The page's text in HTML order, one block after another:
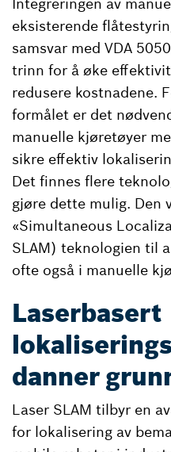
eksisterende
samsvar med VDA
trinn for å øke
redusere kostnadene.
formålet er det
manuelle kjøretøyer
sikre effektiv
Det finnes flere
gjøre dette mulig. Den
«Simultaneous
SLAM) teknologien til
ofte også i manuelle
Laserbasert
danner
Laser SLAM tilbyr en
for lokalisering av